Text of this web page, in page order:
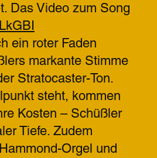
Das Video zum Song
ein roter Faden
markante Stimme
Stratocaster-Ton.
steht, kommen
Kosten – Schüßler
Tiefe. Zudem
Orgel und